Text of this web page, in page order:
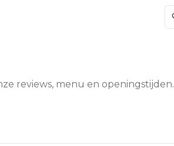
reviews, menu en openingstijden.